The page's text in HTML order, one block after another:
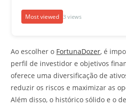
Most viewed 3 views
Ao escolher o FortunaDozer, é
perfil de investidor e objetivos
oferece uma diversificação de
reduzir os riscos e maximizar as
Além disso, o histórico sólido e o